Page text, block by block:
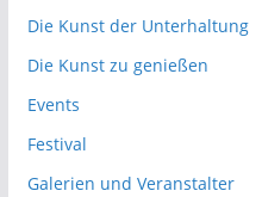
Die Kunst der Unterhaltung
Die Kunst zu genießen
Events
Festival
Galerien und Veranstalter